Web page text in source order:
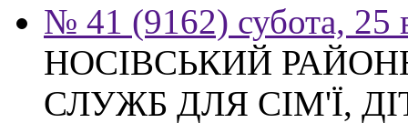
№ 41 (9162) субота, 25
НОСІВСЬКИЙ
СЛУЖБ ДЛЯ СІМ'Ї,